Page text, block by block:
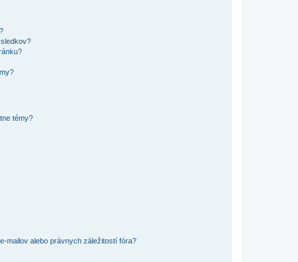
témy?
mailov alebo právnych záležitostí fóra?